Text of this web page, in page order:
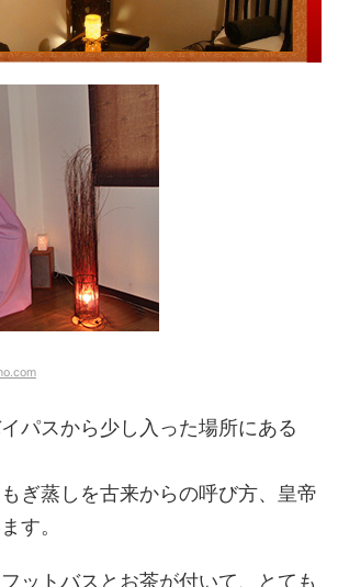
パスから少し入った場所にある
ぎ蒸しを古来からの呼び方、皇帝
す。
ットバスとお茶が付いて、とても